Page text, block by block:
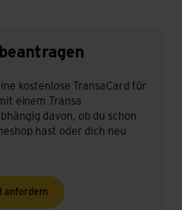
kostenlose TransaCard für
einem Transa
davon, ob du schon
hast oder dich neu
anfordern